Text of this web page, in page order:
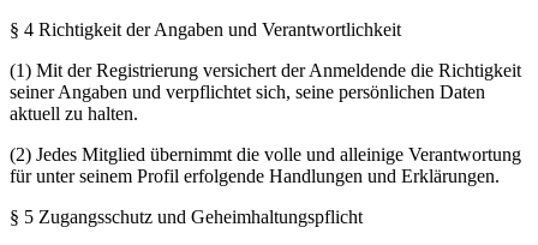
§ 4 Richtigkeit der Angaben und Verantwortlichkeit
(1) Mit der Registrierung versichert der Anmeldende die Richtigkeit
seiner Angaben und verpflichtet sich, seine persönlichen Daten
aktuell zu halten.
(2) Jedes Mitglied übernimmt die volle und alleinige Verantwortung
für unter seinem Profil erfolgende Handlungen und Erklärungen.
§ 5 Zugangsschutz und Geheimhaltungspflicht